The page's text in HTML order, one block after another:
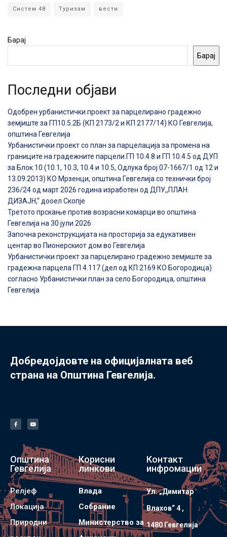
Систем 48 Туризам вести
Барај
Барај
Последни објави
Одобрен урбанистички проект за парцелирано градежно
земјиште за ГП10.5.2Б (КП 2173/2 и КП 2177/14) КО Гевгелија,
општина Гевгелија
Урбанистички проект со план за парцелација за промена на
границите на градежните парцели ГП 10.4.8 и ГП 10.4.5 од ДУП
за Блок 10 (10.1, 10.3, 10.4 и 10.5, Одлука број 07-1667/1 од 12 и
13.09.2013) КО Мрзенци, општина Гевгелија со технички број
236/24 од март 2026 година изработен од ДПУ,,ПЛАН
ДИЗАЈН,“ дооел Скопје
Третото прскање против возрасни комарци во општина
Гевгелија на 30 јули 2026
Започна реконструкцијата на просторија за едукативен
центар во Пионерскиот дом во Гевгелија
Урбанистички проект за парцелирано градежно земјиште за
градежна парцела ГП 4.117 (дел од КП 2169 КО Богородица)
согласно Урбанистички план за село Богородица, општина
Гевгелија
Добредојдовте на официјалната веб
страна на Општина Гевгелија.
Општина
Гевгелија
Релјеф
Локација
Природни
Корисни
линкови
Влада
Собрание
Министерство за
Контакт
инфромации
Ул. „Димитар
Влахов“ 4 ,
1480 Гевгелијa